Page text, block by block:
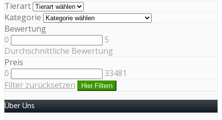
Tierart
Kategorie
Bewertung
0
5
Durchschnittliche Bewertung
Preis
0
33481
Filter zurücksetzen
Hier Filtern
Über Uns